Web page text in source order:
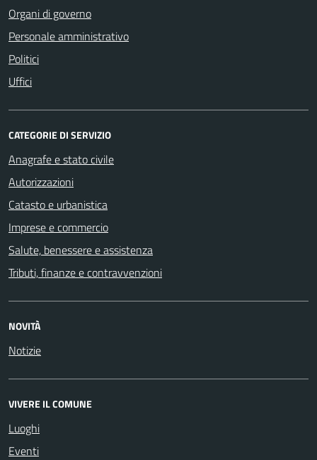
Organi di governo
Personale amministrativo
Politici
Uffici
CATEGORIE DI SERVIZIO
Anagrafe e stato civile
Autorizzazioni
Catasto e urbanistica
Imprese e commercio
Salute, benessere e assistenza
Tributi, finanze e contravvenzioni
NOVITÀ
Notizie
VIVERE IL COMUNE
Luoghi
Eventi